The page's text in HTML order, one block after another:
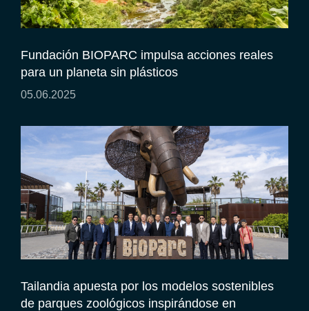
Fundación BIOPARC impulsa acciones reales
para un planeta sin plásticos
05.06.2025
Tailandia apuesta por los modelos sostenibles
de parques zoológicos inspirándose en